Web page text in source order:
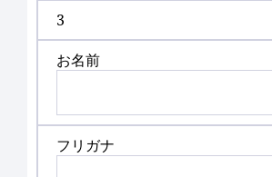
3
お名前
フリガナ